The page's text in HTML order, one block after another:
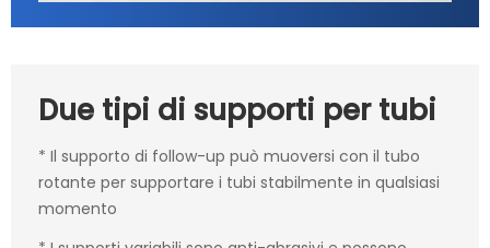
Due tipi di supporti per tubi
* Il supporto di follow-up può muoversi con il tubo
rotante per supportare i tubi stabilmente in qualsiasi
momento